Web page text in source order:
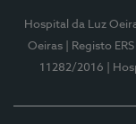
Hospital da Luz
Oeiras
| Registo
11282/2016
|